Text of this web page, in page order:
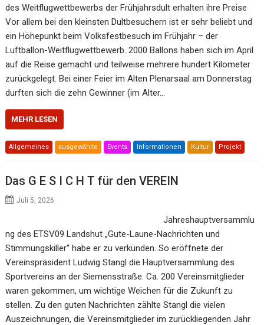
des Weitflugwettbewerbs der Frühjahrsdult erhalten ihre Preise
Vor allem bei den kleinsten Dultbesuchern ist er sehr beliebt und
ein Höhepunkt beim Volksfestbesuch im Frühjahr – der
Luftballon-Weitflugwettbewerb. 2000 Ballons haben sich im April
auf die Reise gemacht und teilweise mehrere hundert Kilometer
zurückgelegt. Bei einer Feier im Alten Plenarsaal am Donnerstag
durften sich die zehn Gewinner (im Alter…
MEHR LESEN
Allgemeines ausgewählte Events Informationen Kultur Projekt
Das G E S I C H T für den VEREIN
Juli 5, 2026
Jahreshauptversammlu
ng des ETSV09 Landshut „Gute-Laune-Nachrichten und
Stimmungskiller“ habe er zu verkünden. So eröffnete der
Vereinspräsident Ludwig Stangl die Hauptversammlung des
Sportvereins an der Siemensstraße. Ca. 200 Vereinsmitglieder
waren gekommen, um wichtige Weichen für die Zukunft zu
stellen. Zu den guten Nachrichten zählte Stangl die vielen
Auszeichnungen, die Vereinsmitglieder im zurückliegenden Jahr